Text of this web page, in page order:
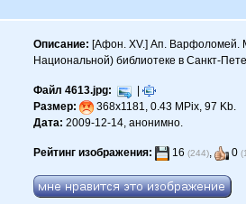
Описание: [Афон. XV.] Ап. Варфоломей.
Национальной) библиотеке в Санкт-
Файл 4613.jpg:
|
Размер:
368x1181, 0.43 MPix, 97 Kb.
Дата: 2009-12-14, анонимно.
Рейтинг изображения: 16(244), 0